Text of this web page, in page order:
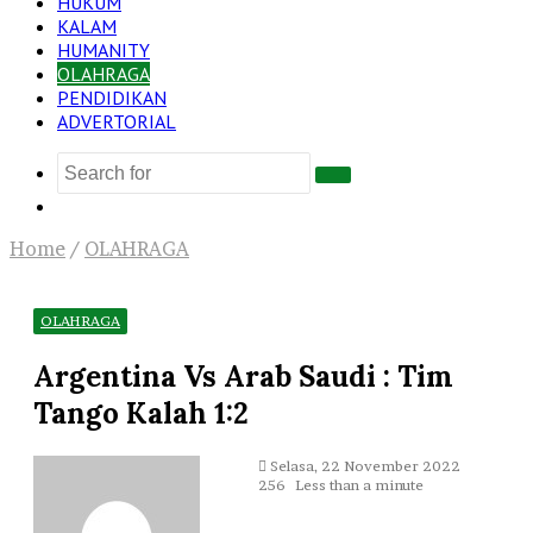
KALAM
HUMANITY
OLAHRAGA
PENDIDIKAN
ADVERTORIAL
Search
Home / OLAHRAGA
OLAHRAGA
Argentina Vs Arab Saudi : Tim
Tango Kalah 1:2
Send
an
Selasa, 22 November 2022
256
Less than a minute